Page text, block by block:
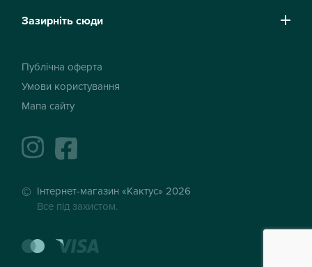
Зазирніть сюди
Публічна оферта
Умови користування
Мапа сайту
instagramfacebook
Інтернет-магазин «Кактус» 2026
Все під захистом.
mastercard